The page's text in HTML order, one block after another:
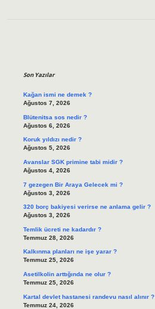
Son Yazılar
Kağan ismi ne demek ?
Ağustos 7, 2026
Blütenitsa sos nedir ?
Ağustos 6, 2026
Koruk yıldızı nedir ?
Ağustos 5, 2026
Avanslar SGK primine tabi midir ?
Ağustos 4, 2026
7 gezegen Bir Araya Gelecek mi ?
Ağustos 3, 2026
320 borç bakiyesi verirse ne anlama gelir ?
Ağustos 3, 2026
Temlik ücreti ne kadardır ?
Temmuz 28, 2026
Kalkınma planları ne işe yarar ?
Temmuz 25, 2026
Asetilkolin arttığında ne olur ?
Temmuz 25, 2026
Kartal devlet hastanesi randevu nasıl alınır ?
Temmuz 24, 2026